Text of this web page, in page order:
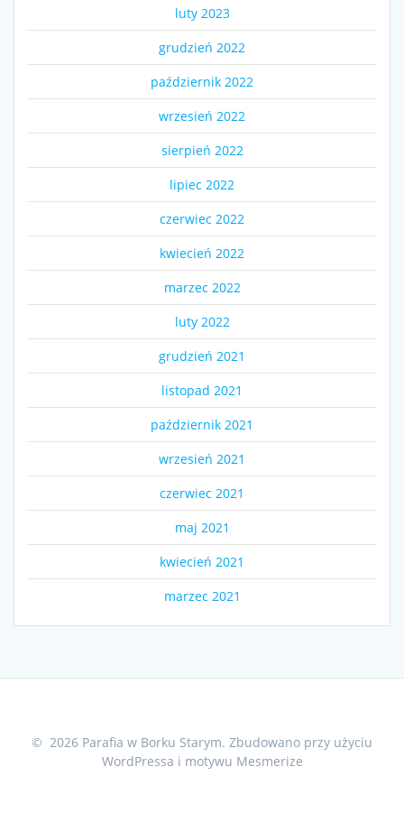
luty 2023
grudzień 2022
październik 2022
wrzesień 2022
sierpień 2022
lipiec 2022
czerwiec 2022
kwiecień 2022
marzec 2022
luty 2022
grudzień 2021
listopad 2021
październik 2021
wrzesień 2021
czerwiec 2021
maj 2021
kwiecień 2021
marzec 2021
© 2026 Parafia w Borku Starym. Zbudowano przy użyciu
WordPressa i motywu Mesmerize